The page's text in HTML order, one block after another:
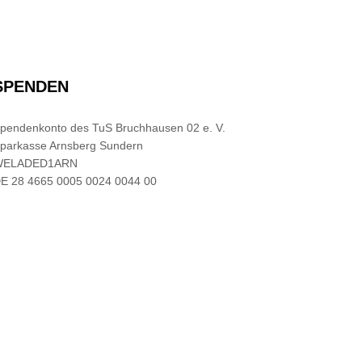
des TuS Bruchhausen 02 e. V.
Arnsberg Sundern
28 4665 0005 0024 0044 00